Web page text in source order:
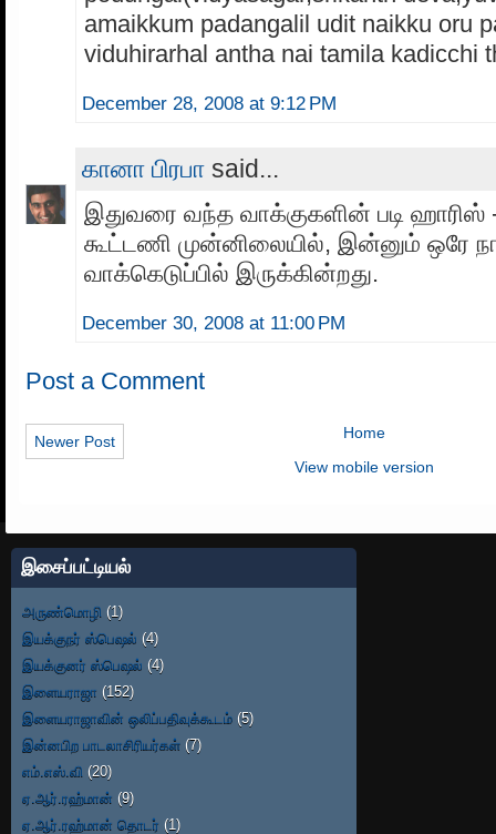
amaikkum padangalil udit naikku oru
viduhirarhal antha nai tamila kadicchi
December 28, 2008 at 9:12 PM
கானா பிரபா said...
இதுவரை வந்த வாக்குகளின் படி
கூட்டணி முன்னிலையில், இன்னும் ஒரே
வாக்கெடுப்பில் இருக்கின்றது.
December 30, 2008 at 11:00 PM
Post a Comment
Newer Post
Home
View mobile version
இசைப்பட்டியல்
அருண்மொழி (1)
இயக்குநர் ஸ்பெஷல் (4)
இயக்குனர் ஸ்பெஷல் (4)
இளையராஜா (152)
இளையராஜாவின் ஒலிப்பதிவுக்கூடம் (5)
இன்னபிற பாடலாசிரியர்கள் (7)
எம்.எஸ்.வி (20)
ஏ.ஆர்.ரஹ்மான் (9)
ஏ.ஆர்.ரஹ்மான் தொடர் (1)